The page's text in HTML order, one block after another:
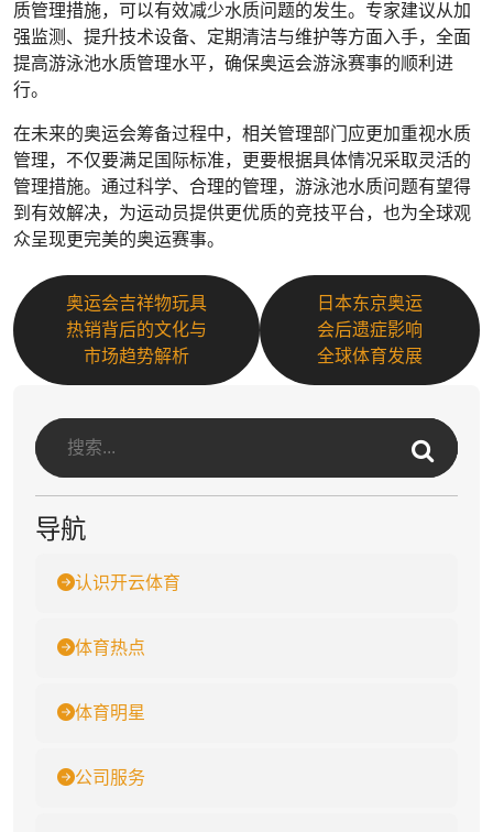
质管理措施，可以有效减少水质问题的发生。专家建议从加
强监测、提升技术设备、定期清洁与维护等方面入手，全面
提高游泳池水质管理水平，确保奥运会游泳赛事的顺利进
行。
在未来的奥运会筹备过程中，相关管理部门应更加重视水质
管理，不仅要满足国际标准，更要根据具体情况采取灵活的
管理措施。通过科学、合理的管理，游泳池水质问题有望得
到有效解决，为运动员提供更优质的竞技平台，也为全球观
众呈现更完美的奥运赛事。
奥运会吉祥物玩具
热销背后的文化与
市场趋势解析
日本东京奥运
会后遗症影响
全球体育发展
导航
认识开云体育
体育热点
体育明星
公司服务